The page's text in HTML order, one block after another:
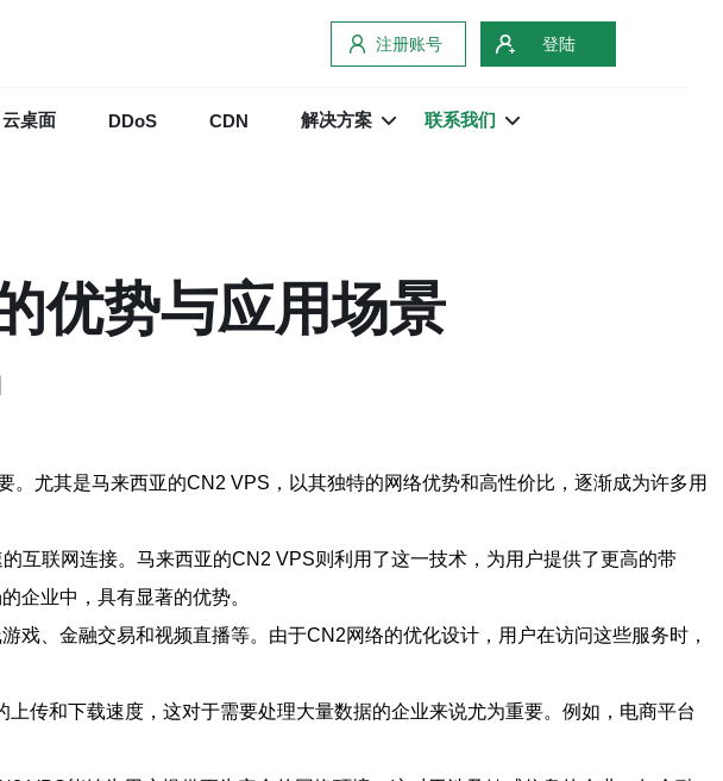
注册账号 登陆
云桌面 DDoS CDN 解决方案 联系我们
优势与应用场景
尤其是马来西亚的CN2 VPS，以其独特的网络优势和高性价比，逐渐成为许多用
互联网连接。马来西亚的CN2 VPS则利用了这一技术，为用户提供了更高的带
企业中，具有显著的优势。
、金融交易和视频直播等。由于CN2网络的优化设计，用户在访问这些服务时，
传和下载速度，这对于需要处理大量数据的企业来说尤为重要。例如，电商平台